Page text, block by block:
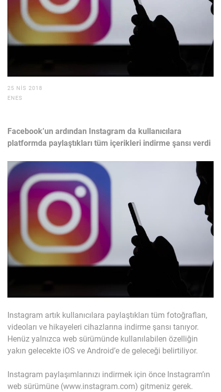
25 NIS 2018
ENES
Facebook’un ardından Instagram da kullanıcılara
platformda paylaştıkları tüm içerikleri indirme şansı verdi
Instagram artık kullanıcılara paylaştıkları tüm fotoğrafları,
videoları ve hikayeleri cihazlarına indirme şansı tanıyor.
Henüz yalnızca web sürümünde kullanılabilen özelliğin
yakın gelecekte iOS ve Android’e de geleceği belirtiliyor.
Instagram paylaşımlarınızı indirmek için önce Instagram’ın
web sürümüne (www.instagram.com) gitmeniz gerek.